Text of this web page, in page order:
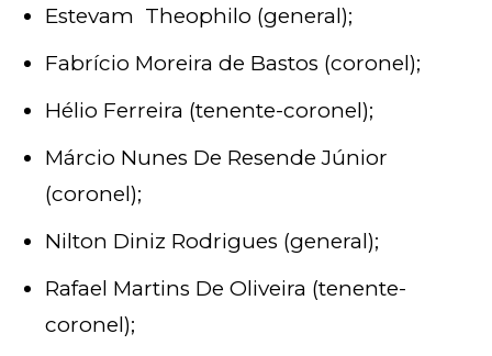
Estevam Theophilo (general);
Fabrício Moreira de Bastos (coronel);
Hélio Ferreira (tenente-coronel);
Márcio Nunes De Resende Júnior
(coronel);
Nilton Diniz Rodrigues (general);
Rafael Martins De Oliveira (tenente-
coronel);